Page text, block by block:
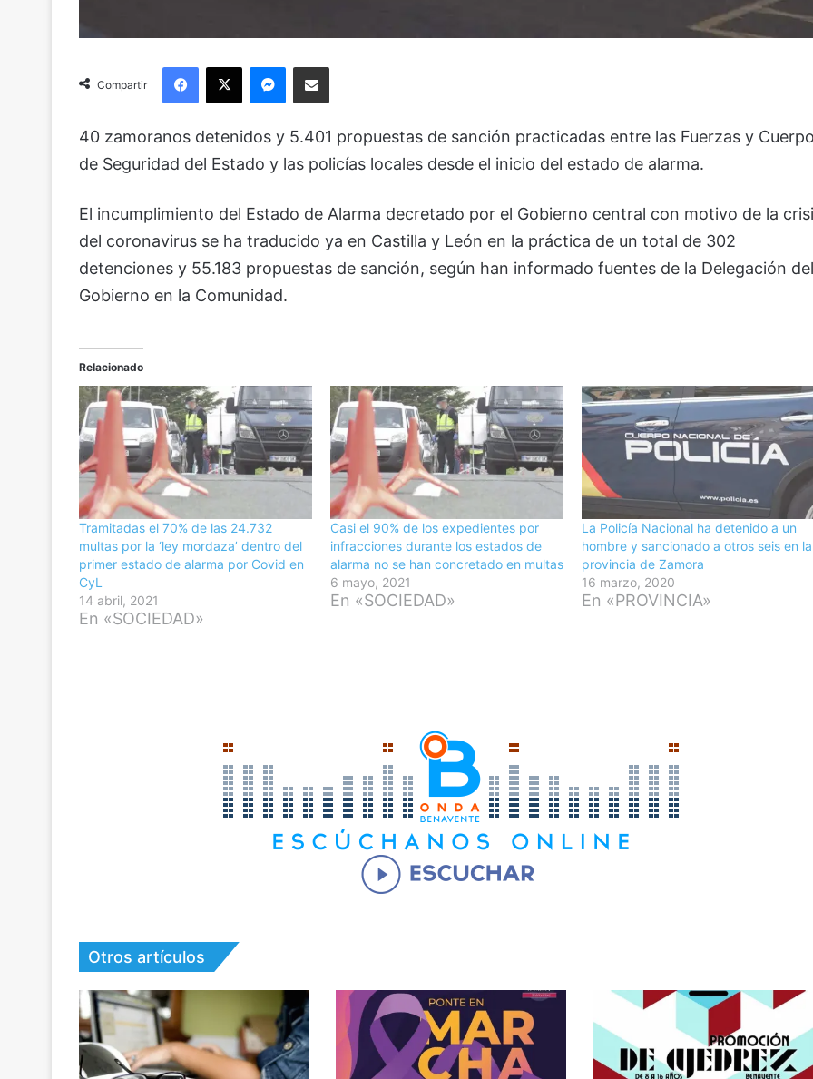
Compartir
Facebook
X Messenger
Compartir via Email
40 zamoranos detenidos y 5.401 propuestas de sanción practicadas entre las Fuerzas y
de Seguridad del Estado y las policías locales desde el inicio del estado de alarma.
El incumplimiento del Estado de Alarma decretado por el Gobierno central con motivo de la
del coronavirus se ha traducido ya en Castilla y León en la práctica de un total de 302
detenciones y 55.183 propuestas de sanción, según han informado fuentes de la Delegación del
Gobierno en la Comunidad.
Relacionado
Tramitadas el 70% de las 24.732
multas por la ‘ley mordaza’ dentro del
primer estado de alarma por Covid en
CyL
14 abril, 2021
En «SOCIEDAD»
Casi el 90% de los expedientes por
infracciones durante los estados de
alarma no se han concretado en multas
6 mayo, 2021
En «SOCIEDAD»
La Policía Nacional ha detenido a un
hombre y sancionado a otros seis en la
provincia de Zamora
16 marzo, 2020
En «PROVINCIA»
Otros artículos